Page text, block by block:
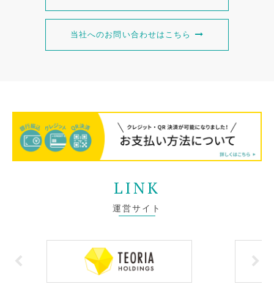
当社へのお問い合わせはこちら
LINK
運営サイト